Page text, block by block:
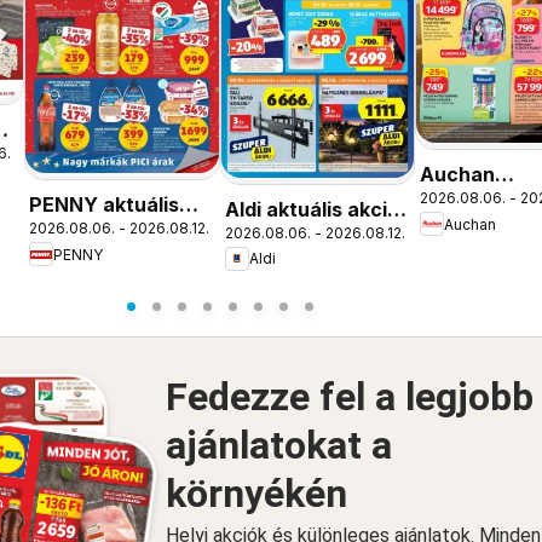
PENNY aktuális
akciós újság
2026.08.06. - 2026.08.12.
PENNY
Aldi aktuális akciós
újság
2026.08.06. - 2026.08.12.
Aldi
Auchan
ajánlatok
2026.08.06. -
Auchan
Fedezze fel a legjobb
ajánlatokat a
környékén
Helyi akciók és különleges ajánlatok.